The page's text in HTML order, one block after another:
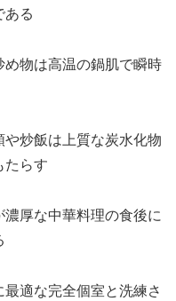
ある
め物は高温の鍋肌で瞬時
や炒飯は上質な炭水化物
たらす
濃厚な中華料理の食後に
最適な完全個室と洗練さ